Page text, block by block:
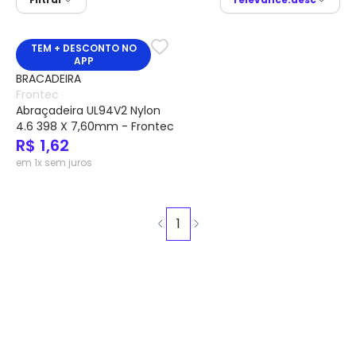
TEM + DESCONTO NO
APP
Frontec
Abraçadeira UL94V2 Nylon
4.6 398 X 7,60mm - Frontec
R$ 1,62
em 1x sem juros
1